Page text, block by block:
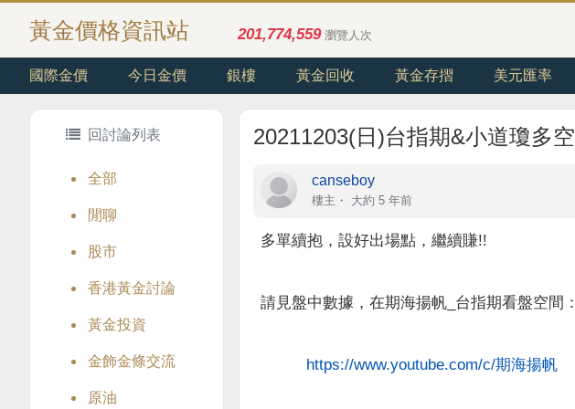
黃金價格資訊站 201,774,559 瀏覽人次
國際金價 今日金價 銀樓 黃金回收 黃金存摺 美元匯率
回討論列表
全部
閒聊
股市
香港黃金討論
黃金投資
金飾金條交流
原油
20211203(日)台指期&小道瓊多空
canseboy
樓主 ・ 大約 5 年前
多單續抱，設好出場點，繼續賺!!
請見盤中數據，在期海揚帆_台指期看盤空間：
https://www.youtube.com/c/期海揚帆